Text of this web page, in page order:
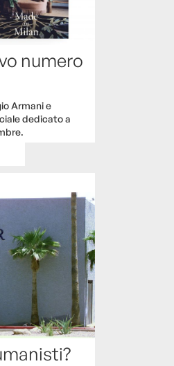
numero
Armani e
dedicato a